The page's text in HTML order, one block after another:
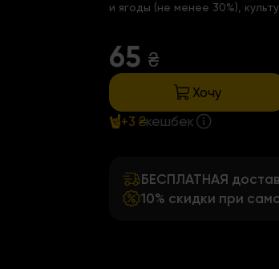
и ягоды (не менее 30%),
65 ₴
Хочу
+3 ₴кешбек
БЕСПЛАТНАЯ
10% скидки при